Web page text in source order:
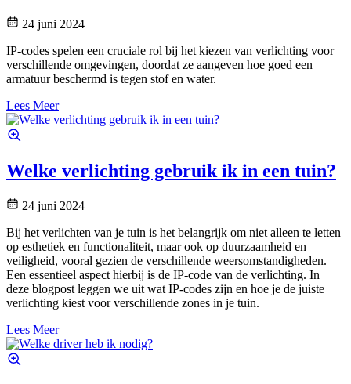
24 juni 2024
IP-codes spelen een cruciale rol bij het kiezen van verlichting voor
verschillende omgevingen, doordat ze aangeven hoe goed een
armatuur beschermd is tegen stof en water.
Lees Meer
Welke verlichting gebruik ik in een tuin?
24 juni 2024
Bij het verlichten van je tuin is het belangrijk om niet alleen te letten
op esthetiek en functionaliteit, maar ook op duurzaamheid en
veiligheid, vooral gezien de verschillende weersomstandigheden.
Een essentieel aspect hierbij is de IP-code van de verlichting. In
deze blogpost leggen we uit wat IP-codes zijn en hoe je de juiste
verlichting kiest voor verschillende zones in je tuin.
Lees Meer